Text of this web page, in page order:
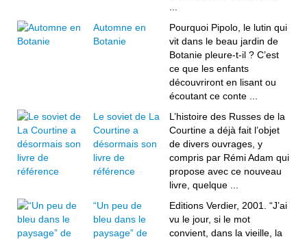
Automne en
Botanie
Pourquoi Pipolo, le lutin qui
vit dans le beau jardin de
Botanie pleure-t-il ? C’est
ce que les enfants
découvriront en lisant ou
écoutant ce conte ...
Le soviet de La
Courtine a
désormais son
livre de
référence
L’histoire des Russes de la
Courtine a déjà fait l’objet
de divers ouvrages, y
compris par Rémi Adam qui
propose avec ce nouveau
livre, quelque ...
“Un peu de
bleu dans le
paysage” de
Editions Verdier, 2001. “J’ai
vu le jour, si le mot
convient, dans la vieille, la